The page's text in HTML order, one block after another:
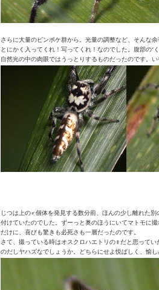
さらに大量のピンボケ群から。光量の調整など、そんな
とにかく入ってくれ！写ってくれ！なのでした。腹部の‘
自然光の中の肉眼ではうっとりするものだったのです。
じつは上の♂個体を発見する数分前、ほんの少し離れた
付けていたのでした。ずーっと奥のほうにいてマトモに
だけに、喜びも驚きも必死さも一層だったのです。
さて、撮っている時はオスクロハエトリの♀だと思って
のだしヤハズなでしょうか。どちらにせよ悦ばしく、愉